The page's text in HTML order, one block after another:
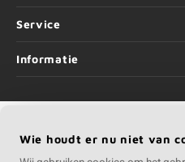
Service
Informatie
©Copyright2026 COMPOSIETvakman
Roca
Wie houdt er nu niet van